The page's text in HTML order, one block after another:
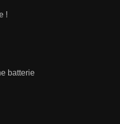
!
batterie